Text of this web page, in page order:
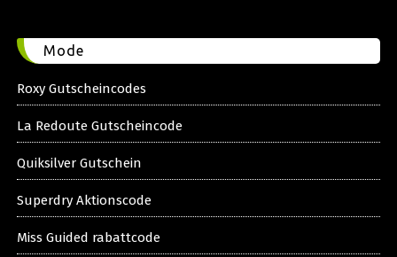
Mode
Roxy Gutscheincodes
La Redoute Gutscheincode
Quiksilver Gutschein
Superdry Aktionscode
Miss Guided rabattcode